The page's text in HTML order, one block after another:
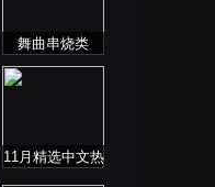
舞曲串烧类
11月精选中文热